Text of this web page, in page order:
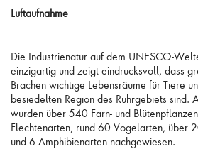
Luftaufnahme
Die Industrienatur auf dem UNESCO-
einzigartig und zeigt eindrucksvoll, dass
Brachen wichtige Lebensräume für Tiere
besiedelten Region des Ruhrgebiets sind.
wurden über 540 Farn- und
Flechtenarten, rund 60 Vogelarten, über
und 6 Amphibienarten nachgewiesen.